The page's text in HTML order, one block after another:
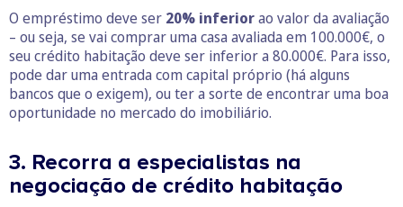
O empréstimo deve ser 20% inferiorao valor da avaliação
– ou seja, se vai comprar uma casa avaliada em 100.000€, o
seu crédito habitação deve ser inferior a 80.000€. Para isso,
pode dar uma entrada com capital próprio (há alguns
bancos que o exigem), ou ter a sorte de encontrar uma boa
oportunidade no mercado do imobiliário.
3. Recorra a especialistas na
negociação de crédito habitação